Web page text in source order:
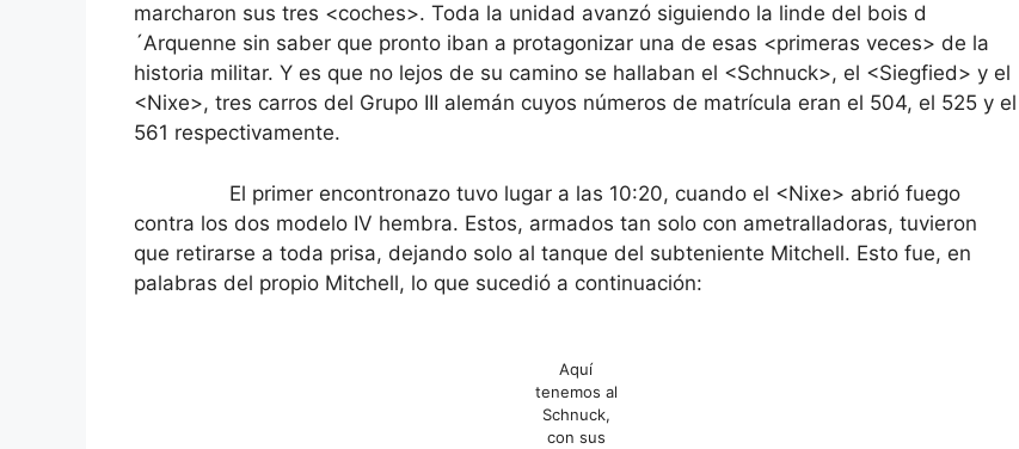
marcharon sus tres <coches>. Toda la unidad avanzó siguiendo la linde del bois d
´Arquenne sin saber que pronto iban a protagonizar una de esas <primeras veces> de la
historia militar. Y es que no lejos de su camino se hallaban el <Schnuck>, el <Siegfied> y el
<Nixe>, tres carros del Grupo III alemán cuyos números de matrícula eran el 504, el 525 y el
561 respectivamente.
El primer encontronazo tuvo lugar a las 10:20, cuando el <Nixe> abrió fuego
contra los dos modelo IV hembra. Estos, armados tan solo con ametralladoras, tuvieron
que retirarse a toda prisa, dejando solo al tanque del subteniente Mitchell. Esto fue, en
palabras del propio Mitchell, lo que sucedió a continuación:
Aquí
tenemos al
Schnuck,
con sus